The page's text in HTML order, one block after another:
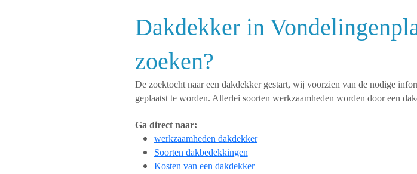
Dakdekker in
zoeken?
De zoektocht naar een dakdekker gestart, wij voorzien van de nodige
geplaatst te worden. Allerlei soorten werkzaamheden worden door een
Ga direct naar:
werkzaamheden dakdekker
Soorten dakbedekkingen
Kosten van een dakdekker